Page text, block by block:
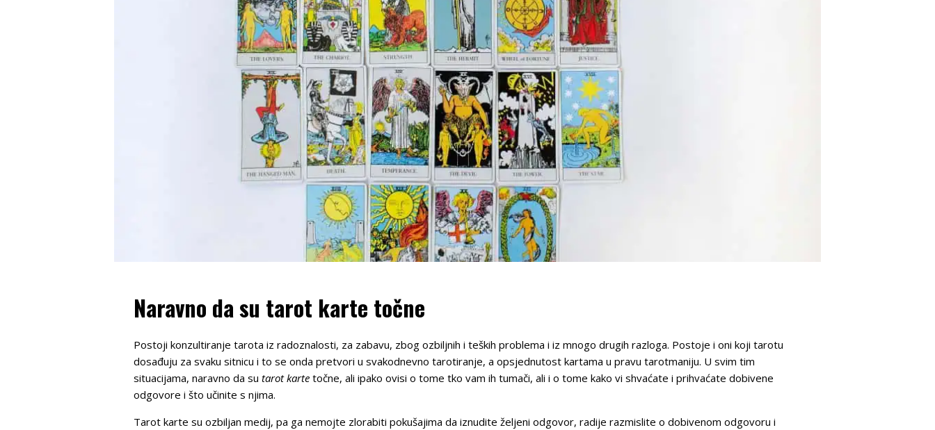
Naravno da su tarot karte točne
Postoji konzultiranje tarota iz radoznalosti, za zabavu, zbog ozbiljnih i teških problema i iz mnogo drugih razloga. Postoje i oni koji tarotu
dosađuju za svaku sitnicu i to se onda pretvori u svakodnevno tarotiranje, a opsjednutost kartama u pravu tarotmaniju. U svim tim
situacijama, naravno da su tarot karte točne, ali ipako ovisi o tome tko vam ih tumači, ali i o tome kako vi shvaćate i prihvaćate dobivene
odgovore i što učinite s njima.
Tarot karte su ozbiljan medij, pa ga nemojte zlorabiti pokušajima da iznudite željeni odgovor, radije razmislite o dobivenom odgovoru i